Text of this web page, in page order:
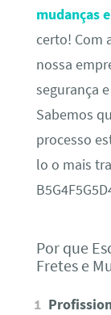
mudanças
certo! Com
nossa
segurança
Sabemos
processo
lo o mais
Por que
Fretes e